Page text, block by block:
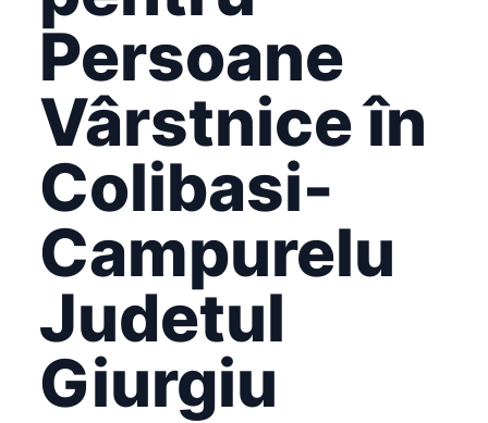
Persoane
Vârstnice în
Colibasi-
Campurelu
Judetul
Giurgiu